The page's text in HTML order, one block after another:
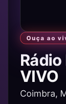
Ouça ao
VIVO
Coimbra,